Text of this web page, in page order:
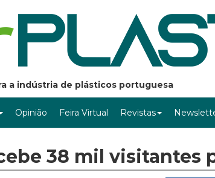
a indústria de plásticos portuguesa
Opinião Feira Virtual Revistas
38 mil visitantes